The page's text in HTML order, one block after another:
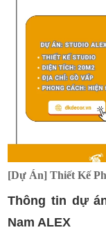
[Dự Án] Thiết Kế
Thông tin dự
Nam ALEX